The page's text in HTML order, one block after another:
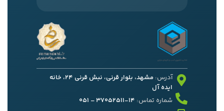
آدرس:
مشهد، بلوار قرنی، نبش قرنی 24، خانه
ایده آل
شماره تماس: 14-37052511 – 051